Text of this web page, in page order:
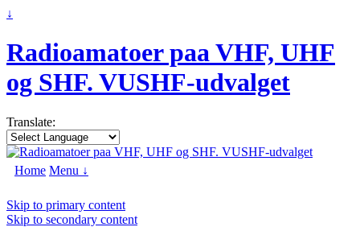
↓
Radioamatoer paa VHF, UHF
og SHF. VUSHF-udvalget
Translate:
Home Menu ↓
Skip to primary content
Skip to secondary content